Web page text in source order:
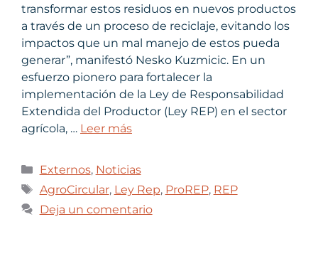
transformar estos residuos en nuevos productos
a través de un proceso de reciclaje, evitando los
impactos que un mal manejo de estos pueda
generar”, manifestó Nesko Kuzmicic. En un
esfuerzo pionero para fortalecer la
implementación de la Ley de Responsabilidad
Extendida del Productor (Ley REP) en el sector
agrícola, … Leer más
Externos, Noticias
AgroCircular, Ley Rep, ProREP, REP
Deja un comentario